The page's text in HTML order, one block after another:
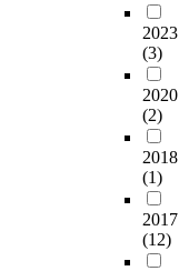
2023
(3)
2020
(2)
2018
(1)
2017
(12)